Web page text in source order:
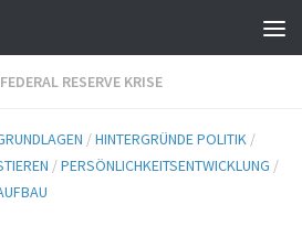
RESERVE KRISE
/HINTERGRÜNDE POLITIK /
/PERSÖNLICHKEITSENTWICKLUNG /